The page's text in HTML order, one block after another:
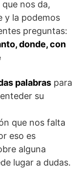
que nos da,
y la podemos
preguntas:
donde, con
palabras para
su
que nos falta
eso es
alguna
lugar a dudas.